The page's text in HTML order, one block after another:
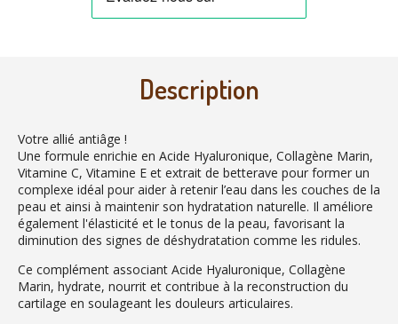
Description
Votre allié antiâge !
Une formule enrichie en Acide Hyaluronique, Collagène Marin,
Vitamine C, Vitamine E et extrait de betterave pour former un
complexe idéal pour aider à retenir l’eau dans les couches de la
peau et ainsi à maintenir son hydratation naturelle. Il améliore
également l'élasticité et le tonus de la peau, favorisant la
diminution des signes de déshydratation comme les ridules.
Ce complément associant Acide Hyaluronique, Collagène
Marin, hydrate, nourrit et contribue à la reconstruction du
cartilage en soulageant les douleurs articulaires.